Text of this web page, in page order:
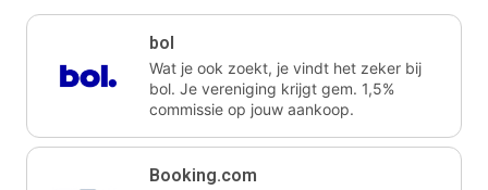
bol
Wat je ook zoekt, je vindt het zeker bij
bol. Je vereniging krijgt gem. 1,5%
commissie op jouw aankoop.
Booking.com